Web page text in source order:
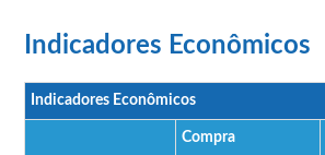
Indicadores Econômicos
Indicadores Econômicos
Compra